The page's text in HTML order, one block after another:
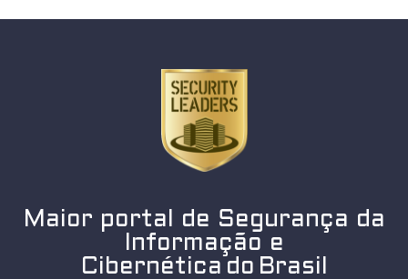
Maior portal de Segurança da
Informação e
Cibernética do Brasil